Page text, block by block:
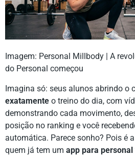
Imagem: Personal Millbody | A
do Personal começou
Imagina só: seus alunos abrindo o
exatamente o treino do dia, com
demonstrando cada movimento,
posição no ranking e você
automática. Parece sonho? Pois é
quem já tem um app para